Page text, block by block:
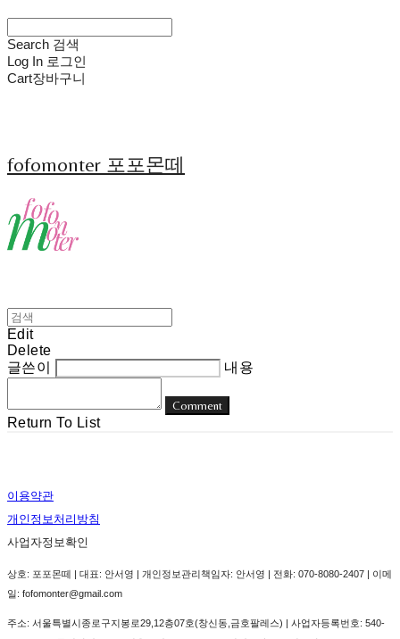
Search 검색
Log In 로그인
Cart장바구니
fofomonter 포포몬떼
Edit
Delete
글쓴이
내용
Comment
Return To List
이용약관
개인정보처리방침
사업자정보확인
상호: 포포몬떼 | 대표: 안서영 | 개인정보관리책임자: 안서영 | 전화: 070-8080-2407 | 이메
일: fofomonter@gmail.com
주소: 서울특별시종로구지봉로29,12층07호(창신동,금호팔레스) | 사업자등록번호: 540-